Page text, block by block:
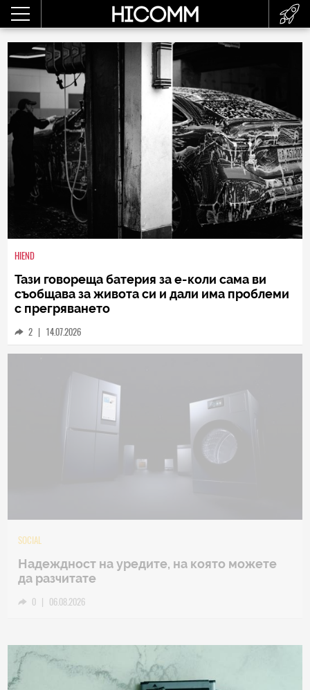
HIEND
Тази говореща батерия за е-коли сама ви
съобщава за живота си и дали има проблеми
с прегряването
2 | 14.07.2026
TECH
Samsung Galaxy Z Fold8 Ultra – ново име,
0 | 04.08.2026